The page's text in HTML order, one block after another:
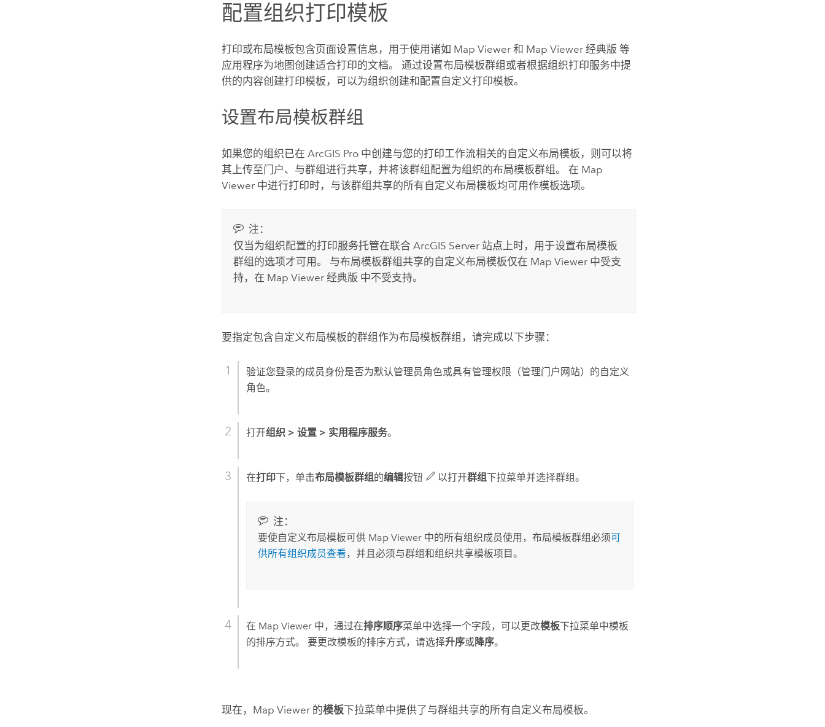
配置组织打印模板
打印或布局模板包含页面设置信息，用于使用诸如 Map Viewer 和 Map Viewer 经典版 等
应用程序为地图创建适合打印的文档。 通过设置布局模板群组或者根据组织打印服务中提
供的内容创建打印模板，可以为组织创建和配置自定义打印模板。
设置布局模板群组
如果您的组织已在ArcGIS Pro 中创建与您的打印工作流相关的自定义布局模板，则可以将
其上传至门户、与群组进行共享，并将该群组配置为组织的布局模板群组。 在 Map
Viewer 中进行打印时，与该群组共享的所有自定义布局模板均可用作模板选项。
注：
仅当为组织配置的打印服务托管在联合 ArcGIS Server站点上时，用于设置布局模板
群组的选项才可用。 与布局模板群组共享的自定义布局模板仅在 Map Viewer中受支
持，在 Map Viewer 经典版 中不受支持。
要指定包含自定义布局模板的群组作为布局模板群组，请完成以下步骤：
验证您登录的成员身份是否为默认管理员角色或具有管理权限（管理门户网站）的自定义
角色。
打开组织 > 设置 > 实用程序服务。
在打印下，单击布局模板群组的编辑按钮 以打开群组下拉菜单并选择群组。
注：
要使自定义布局模板可供 Map Viewer中的所有组织成员使用，布局模板群组必须可
供所有组织成员查看，并且必须与群组和组织共享模板项目。
在 Map Viewer 中，通过在排序顺序菜单中选择一个字段，可以更改模板下拉菜单中模板
的排序方式。 要更改模板的排序方式，请选择升序或降序。
现在， Map Viewer 的模板下拉菜单中提供了与群组共享的所有自定义布局模板。